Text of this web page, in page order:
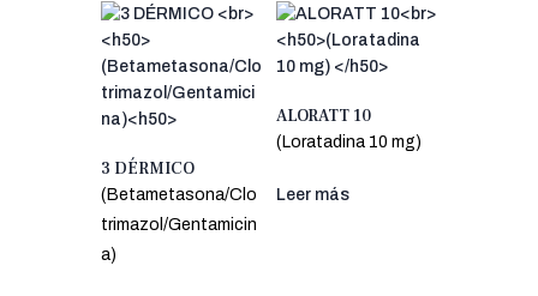
3 DÉRMICO
(Betametasona/Clo
trimazol/Gentamicin
a)
ALORATT 10
(Loratadina 10 mg)
Leer más